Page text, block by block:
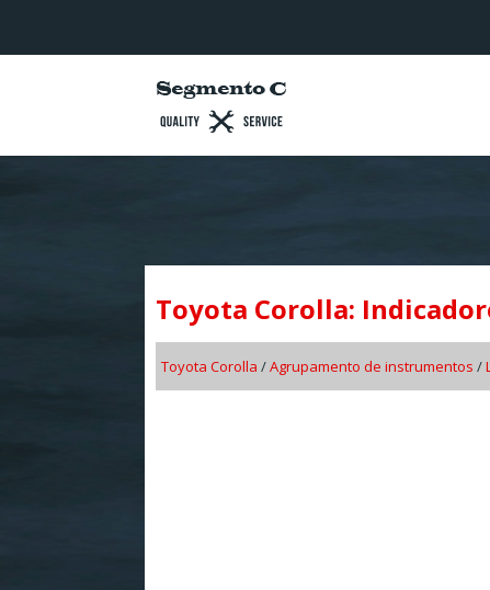
Toyota Corolla:
Toyota Corolla /Agrupamento de instrumentos /